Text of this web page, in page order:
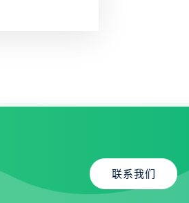
联系我们